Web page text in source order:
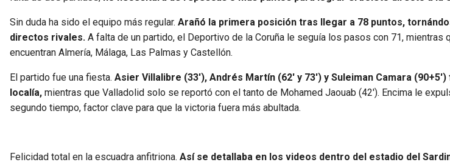
Sin duda ha sido el equipo más regular. Arañó la primera posición tras llegar a 78 puntos,
directos rivales. A falta de un partido, el Deportivo de la Coruña le seguía los pasos con 71, mientras
encuentran Almería, Málaga, Las Palmas y Castellón.
El partido fue una fiesta. Asier Villalibre (33′), Andrés Martín (62′ y 73′) y Suleiman Camara
localía, mientras que Valladolid solo se reportó con el tanto de Mohamed Jaouab (42′). Encima le
segundo tiempo, factor clave para que la victoria fuera más abultada.
Felicidad total en la escuadra anfitriona. Así se detallaba en los videos dentro del estadio del